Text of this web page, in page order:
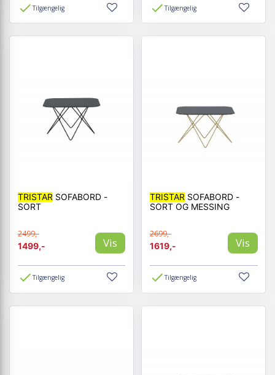
Tilgængelig Tilgængelig
TRISTAR SOFABORD -
SORT
2499,-
1499,-
Vis
Tilgængelig
TRISTAR SOFABORD -
SORT OG MESSING
2699,-
1619,-
Vis
Tilgængelig